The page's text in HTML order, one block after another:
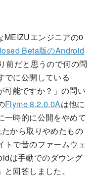
MEIZUエンジニアの0
Beta版のAndroid
前だと思うので何の問
でに公開している
可能ですか？」の問い
Flyme 8.2.0.0Aは他に
一時的に公開をやめて
から取りやめたもの
トで昔のファームウェ
は手動でのダウング
回答しました。